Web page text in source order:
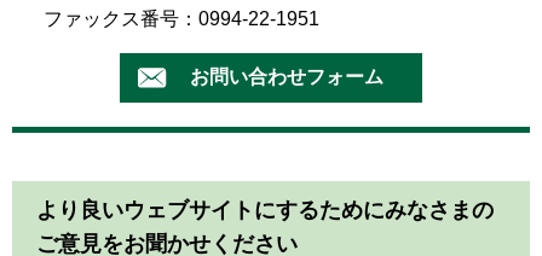
ファックス番号：0994-22-1951
より良いウェブサイトにするためにみなさまの
ご意見をお聞かせください